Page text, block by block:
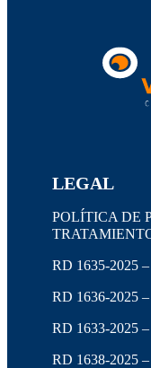
LEGAL
POLÍTICA DE
RD 1635-2025
RD 1636-2025
RD 1633-2025
RD 1638-2025